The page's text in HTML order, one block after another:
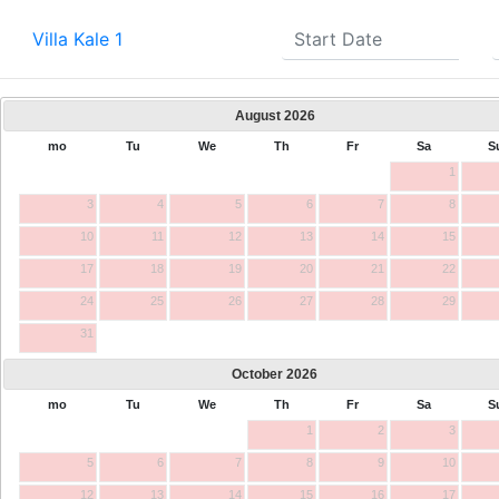
Villa Kale 1
August 2026
mo Tu We Th Fr Sa
1
3 4 5 6 7 8
10 11 12 13 14 15
17 18 19 20 21 22
24 25 26 27 28 29
31
October 2026
mo Tu We Th Fr Sa
1
2 3
5 6 7 8 9 10
12 13 14 15 16 17